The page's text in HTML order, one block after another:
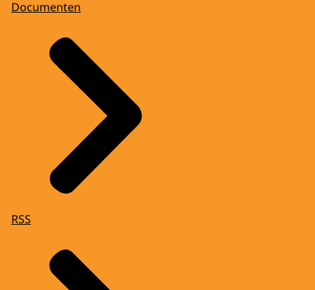
Documenten
RSS